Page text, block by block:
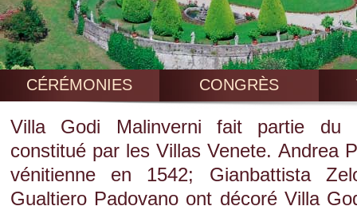
CÉRÉMONIES CONGRÈS
Villa Godi Malinverni fait partie du
constitué par les Villas Venete. Andrea
vénitienne en 1542; Gianbattista
Gualtiero Padovano ont décoré Villa